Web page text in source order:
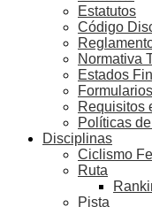
Estatutos
Código
Normativa
Estados
Formularios
Requisitos
Políticas
Disciplinas
Ciclismo
Ruta
Pista